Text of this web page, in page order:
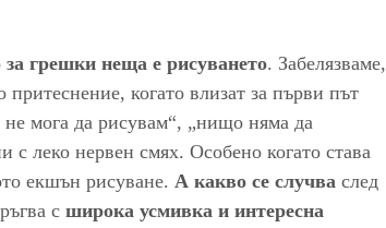
за грешки неща е рисуването. Забелязваме,
когато влизат за първи път
не мога да рисувам“, „нищо няма да
с леко нервен смях. Особено когато става
екшън рисуване. А какво се случва след
с широка усмивка и интересна